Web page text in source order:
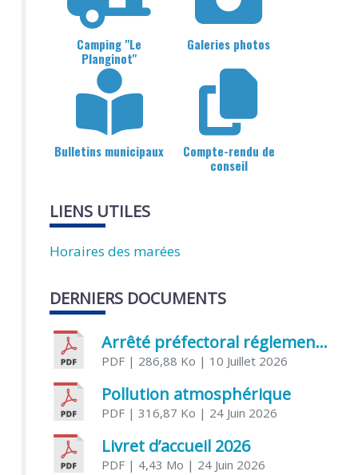
Camping "Le
Planginot"
Galeries photos
Bulletins municipaux
Compte-rendu de
conseil
LIENS UTILES
Horaires des marées
DERNIERS DOCUMENTS
Arrêté préfectoral réglementant l’usage de l’eau
PDF | 286,88 Ko | 10 Juillet 2026
Pollution atmosphérique
PDF | 316,87 Ko | 24 Juin 2026
Livret d’accueil 2026
PDF | 4,43 Mo | 24 Juin 2026